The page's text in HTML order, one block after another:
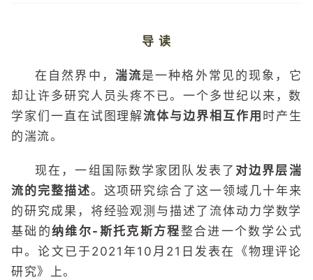
导 读
在自然界中， 湍流是一种格外常见的现象，它
却让许多研究人员头疼不已。一个多世纪以来，数
学家们一直在试图理解流体与边界相互作用 时产生
的湍流。
现在，一组国际数学家团队发表了 对边界层湍
流的完整描述。这项研究综合了这一领域几十年来
的研究成果，将经验观测与描述了流体动力学数学
基础的纳维尔-斯托克斯方程 整合进一个数学公式
中。论文已于2021年10月21日发表在《物理评论
研究》上。